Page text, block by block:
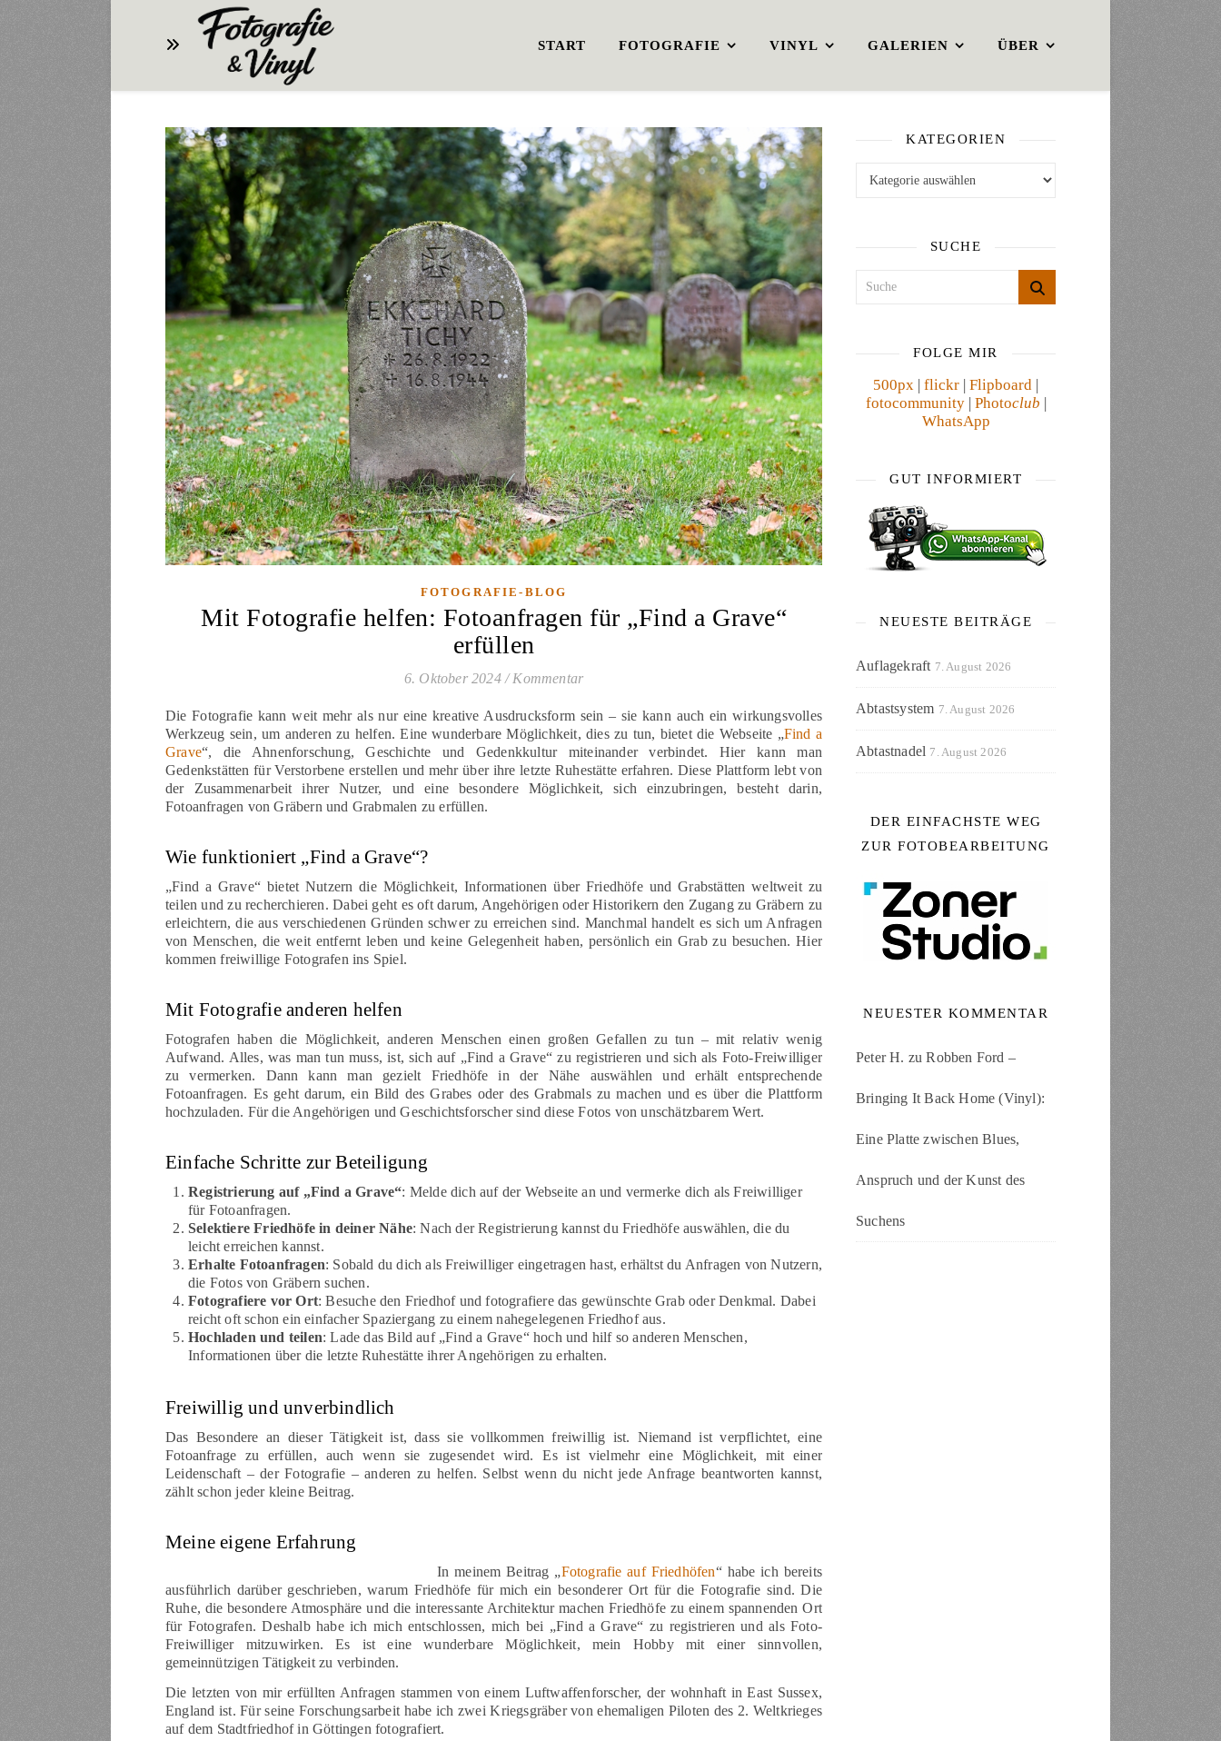
START FOTOGRAFIE VINYL GALERIEN ÜBER
FOTOGRAFIE-BLOG
Mit Fotografie helfen: Fotoanfragen für „Find a Grave“
erfüllen
6. Oktober 2024 / Kommentar
Die Fotografie kann weit mehr als nur eine kreative Ausdrucksform sein – sie kann auch ein wirkungsvolles
Werkzeug sein, um anderen zu helfen. Eine wunderbare Möglichkeit, dies zu tun, bietet die Webseite „Find a
Grave“, die Ahnenforschung, Geschichte und Gedenkkultur miteinander verbindet. Hier kann man
Gedenkstätten für Verstorbene erstellen und mehr über ihre letzte Ruhestätte erfahren. Diese Plattform lebt von
der Zusammenarbeit ihrer Nutzer, und eine besondere Möglichkeit, sich einzubringen, besteht darin,
Fotoanfragen von Gräbern und Grabmalen zu erfüllen.
Wie funktioniert „Find a Grave“?
„Find a Grave“ bietet Nutzern die Möglichkeit, Informationen über Friedhöfe und Grabstätten weltweit zu
teilen und zu recherchieren. Dabei geht es oft darum, Angehörigen oder Historikern den Zugang zu Gräbern zu
erleichtern, die aus verschiedenen Gründen schwer zu erreichen sind. Manchmal handelt es sich um Anfragen
von Menschen, die weit entfernt leben und keine Gelegenheit haben, persönlich ein Grab zu besuchen. Hier
kommen freiwillige Fotografen ins Spiel.
Mit Fotografie anderen helfen
Fotografen haben die Möglichkeit, anderen Menschen einen großen Gefallen zu tun – mit relativ wenig
Aufwand. Alles, was man tun muss, ist, sich auf „Find a Grave“ zu registrieren und sich als Foto-Freiwilliger
zu vermerken. Dann kann man gezielt Friedhöfe in der Nähe auswählen und erhält entsprechende
Fotoanfragen. Es geht darum, ein Bild des Grabes oder des Grabmals zu machen und es über die Plattform
hochzuladen. Für die Angehörigen und Geschichtsforscher sind diese Fotos von unschätzbarem Wert.
Einfache Schritte zur Beteiligung
Registrierung auf „Find a Grave“: Melde dich auf der Webseite an und vermerke dich als Freiwilliger
für Fotoanfragen.
Selektiere Friedhöfe in deiner Nähe: Nach der Registrierung kannst du Friedhöfe auswählen, die du
leicht erreichen kannst.
Erhalte Fotoanfragen: Sobald du dich als Freiwilliger eingetragen hast, erhältst du Anfragen von Nutzern,
die Fotos von Gräbern suchen.
Fotografiere vor Ort: Besuche den Friedhof und fotografiere das gewünschte Grab oder Denkmal. Dabei
reicht oft schon ein einfacher Spaziergang zu einem nahegelegenen Friedhof aus.
Hochladen und teilen: Lade das Bild auf „Find a Grave“ hoch und hilf so anderen Menschen,
Informationen über die letzte Ruhestätte ihrer Angehörigen zu erhalten.
Freiwillig und unverbindlich
Das Besondere an dieser Tätigkeit ist, dass sie vollkommen freiwillig ist. Niemand ist verpflichtet, eine
Fotoanfrage zu erfüllen, auch wenn sie zugesendet wird. Es ist vielmehr eine Möglichkeit, mit einer
Leidenschaft – der Fotografie – anderen zu helfen. Selbst wenn du nicht jede Anfrage beantworten kannst,
zählt schon jeder kleine Beitrag.
Meine eigene Erfahrung
In meinem Beitrag „Fotografie auf Friedhöfen“ habe ich bereits
ausführlich darüber geschrieben, warum Friedhöfe für mich ein besonderer Ort für die Fotografie sind. Die
Ruhe, die besondere Atmosphäre und die interessante Architektur machen Friedhöfe zu einem spannenden Ort
für Fotografen. Deshalb habe ich mich entschlossen, mich bei „Find a Grave“ zu registrieren und als Foto-
Freiwilliger mitzuwirken. Es ist eine wunderbare Möglichkeit, mein Hobby mit einer sinnvollen,
gemeinnützigen Tätigkeit zu verbinden.
Die letzten von mir erfüllten Anfragen stammen von einem Luftwaffenforscher, der wohnhaft in East Sussex,
England ist. Für seine Forschungsarbeit habe ich zwei Kriegsgräber von ehemaligen Piloten des 2. Weltkrieges
auf dem Stadtfriedhof in Göttingen fotografiert.
KATEGORIEN
SUCHE
FOLGE MIR
500px | flickr | Flipboard |
fotocommunity| Photoclub |
WhatsApp
GUT INFORMIERT
NEUESTE BEITRÄGE
Auflagekraft 7. August 2026
Abtastsystem 7. August 2026
Abtastnadel 7. August 2026
DER EINFACHSTE WEG
ZUR FOTOBEARBEITUNG
NEUESTER KOMMENTAR
Peter H. zuRobben Ford –
Bringing It Back Home (Vinyl):
Eine Platte zwischen Blues,
Anspruch und der Kunst des
Suchens